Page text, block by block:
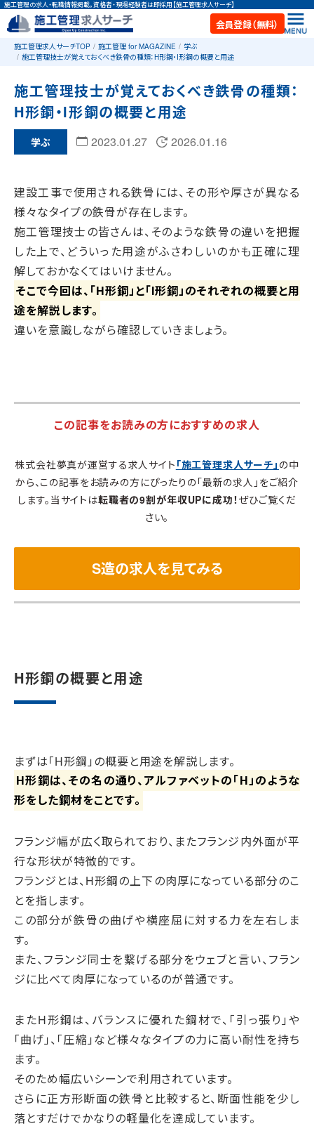
施工管理の求人・転職情報掲載。資格者・現場経験者は即採用【施工管理求人サーチ】
会員登録（無料）
施工管理求人サーチTOP 施工管理 for MAGAZINE
学ぶ
施工管理技士が覚えておくべき鉄骨の種類：H形鋼・I形鋼の概要と用途
施工管理技士が覚えておくべき鉄骨の種類：
H形鋼・I形鋼の概要と用途
学ぶ 2023.01.27 2026.01.16
建設工事で使用される鉄骨には、その形や厚さが異なる
様々なタイプの鉄骨が存在します。
施工管理技士の皆さんは、そのような鉄骨の違いを把握
した上で、どういった用途がふさわしいのかも正確に理
解しておかなくてはいけません。
そこで今回は、「H形鋼」と「I形鋼」のそれぞれの概要と用
途を解説します。
違いを意識しながら確認していきましょう。
この記事をお読みの方におすすめの求人
株式会社夢真が運営する求人サイト 「施工管理求人サーチ」 の中
から、この記事をお読みの方にぴったりの「最新の求人」をご紹介
します。当サイトは転職者の9割が年収UPに成功！ぜひご覧くだ
さい。
S造の求人を見てみる
H形鋼の概要と用途
まずは「H形鋼」の概要と用途を解説します。
H形鋼は、その名の通り、アルファベットの「H」のような
形をした鋼材をことです。
フランジ幅が広く取られており、またフランジ内外面が平
行な形状が特徴的です。
フランジとは、H形鋼の上下の肉厚になっている部分のこ
とを指します。
この部分が鉄骨の曲げや横座屈に対する力を左右しま
す。
また、フランジ同士を繋げる部分をウェブと言い、フラン
ジに比べて肉厚になっているのが普通です。
またH形鋼は、バランスに優れた鋼材で、「引っ張り」や
「曲げ」、「圧縮」など様々なタイプの力に高い耐性を持ち
ます。
そのため幅広いシーンで利用されています。
さらに正方形断面の鉄骨と比較すると、断面性能を少し
落とすだけでかなりの軽量化を達成しています。